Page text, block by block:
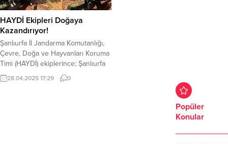
kontroller esnasında kanat
kısmından yaralanmış 1 Kızıl Şahin...
HAYDİ Ekipleri Doğaya
Kazandırıyor!
Şanlıurfa İl Jandarma Komutanlığı,
Çevre, Doğa ve Hayvanları Koruma
Timi (HAYDİ) ekiplerince; Şanlıurfa
İli, Siverek İlçesi kırsal alanında icra
edilen devriye ve kontroller
28.04.2025 17:29 0
Popüler
Konular